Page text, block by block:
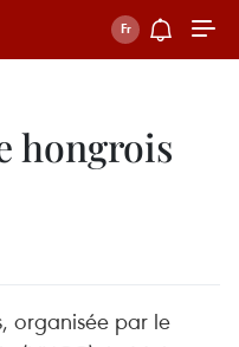
hongrois
organisée par le